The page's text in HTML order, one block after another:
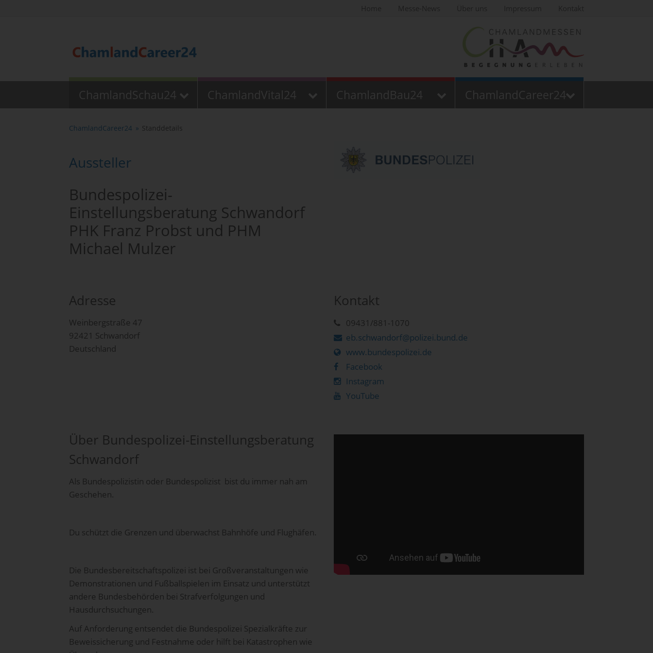
ChamlandSchau24 ChamlandVital24 ChamlandBau24 ChamlandCareer24
ChamlandCareer24 Standdetails
Aussteller
Bundespolizei-
Einstellungsberatung Schwandorf
PHK Franz Probst und PHM
Michael Mulzer
Adresse
Weinbergstraße 47
92421 Schwandorf
Deutschland
Kontakt
09431/881-1070
eb.schwandorf@polizei.bund.de
www.bundespolizei.de
Facebook
Instagram
YouTube
Über Bundespolizei-Einstellungsberatung
Schwandorf
Als Bundespolizistin oder Bundespolizist bist du immer nah am
Geschehen.
Du schützt die Grenzen und überwachst Bahnhöfe und Flughäfen.
Die Bundesbereitschaftspolizei ist bei Großveranstaltungen wie
Demonstrationen und Fußballspielen im Einsatz und unterstützt
andere Bundesbehörden bei Strafverfolgungen und
Hausdurchsuchungen.
Auf Anforderung entsendet die Bundespolizei Spezialkräfte zur
Beweissicherung und Festnahme oder hilft bei Katastrophen wie